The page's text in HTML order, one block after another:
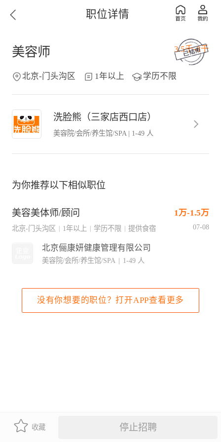
职位详情
美容师 3.5千-8千
北京-门头沟区 1年以上 学历不限
洗脸熊（三家店西口店）
美容院/会所/养生馆/SPA | 1-49 人
为你推荐以下相似职位
美容美体师/顾问 1万-1.5万
北京-门头沟区 | 1年以上 | 学历不限 | 提供食宿 07-08
北京俪康妍健康管理有限公司
美容院/会所/养生馆/SPA | 1-49 人
没有你想要的职位？打开APP查看更多
收藏 停止招聘